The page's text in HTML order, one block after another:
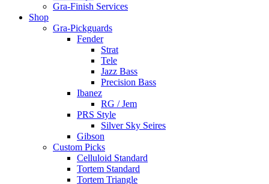
Gra-Finish Services
Shop
Gra-Pickguards
Fender
Strat
Tele
Jazz Bass
Precision Bass
Ibanez
RG / Jem
PRS Style
Silver Sky Seires
Gibson
Custom Picks
Celluloid Standard
Tortem Standard
Tortem Triangle